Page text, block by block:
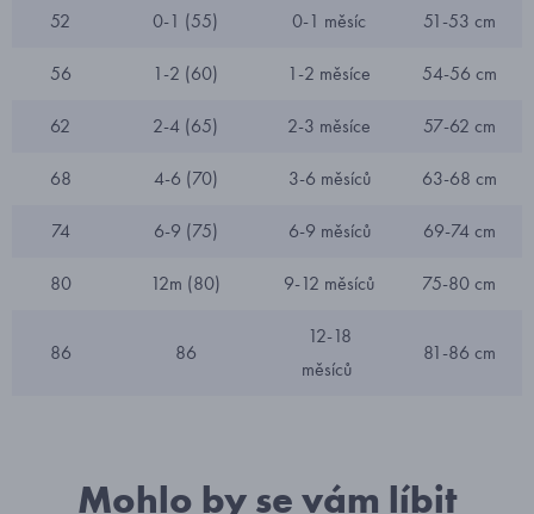
52 0-1 (55) 0-1 měsíc 51-53 cm
56 1-2 (60) 1-2 měsíce 54-56 cm
62 2-4 (65) 2-3 měsíce 57-62 cm
68 4-6 (70) 3-6 měsíců 63-68 cm
74 6-9 (75) 6-9 měsíců 69-74 cm
80 12m (80) 9-12 měsíců 75-80 cm
86 86
12-18
měsíců
81-86 cm
Mohlo by se vám líbit